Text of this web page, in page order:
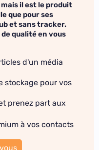
il est le produit
que pour ses
et sans tracker.
qualité en vous
d'un média
stockage pour vos
prenez part aux
à vos contacts